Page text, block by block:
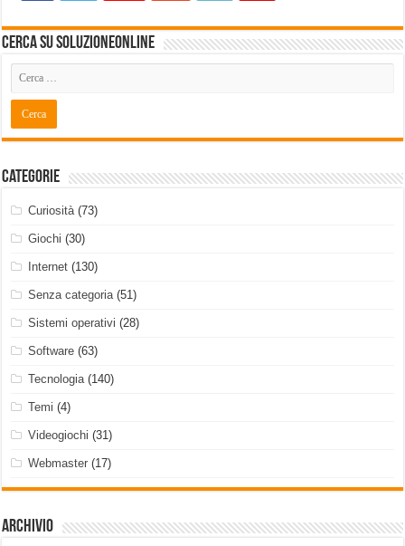
Cerca su SoluzioneOnline
Categorie
Curiosità(73)
Giochi (30)
Internet (130)
Senza categoria(51)
Sistemi operativi (28)
Software (63)
Tecnologia(140)
Temi (4)
Videogiochi (31)
Webmaster (17)
Archivio